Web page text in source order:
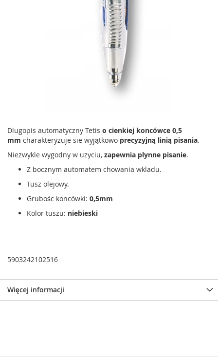
Dlugopis automatyczny Tetis o cienkiej koncówce 0,5
mm charakteryzuje sie wyjątkowo precyzyjną linią pisania.
Niezwykle wygodny w uzyciu, zapewnia plynne pisanie.
Z bocznym automatem chowania wkladu.
Tusz olejowy.
Grubośc koncówki: 0,5mm
Kolor tuszu: niebieski
5903242102516
Więcej informacji